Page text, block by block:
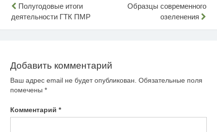
Навигация
по
Полугодовые итоги
деятельности ГТК ПМР
Образцы современного
озеленения
Добавить комментарий
Ваш адрес email не будет опубликован. Обязательные поля
помечены *
Комментарий *